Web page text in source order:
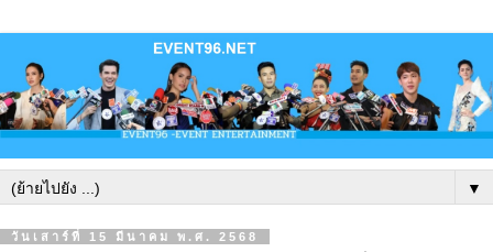
▼
วันเสาร์ที่ 15 มีนาคม พ.ศ. 2568